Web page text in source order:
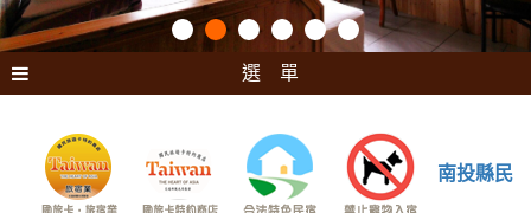
選 單
南投縣民